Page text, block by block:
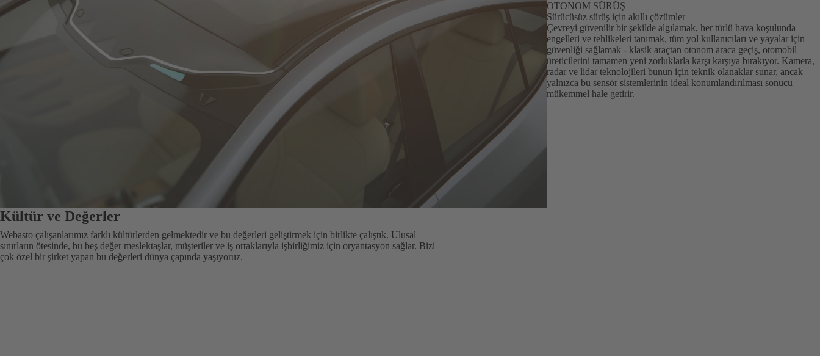
OTONOM SÜRÜŞ
Sürücüsüz sürüş için akıllı çözümler
Çevreyi güvenilir bir şekilde algılamak, her türlü hava koşulunda
engelleri ve tehlikeleri tanımak, tüm yol kullanıcıları ve yayalar için
güvenliği sağlamak - klasik araçtan otonom araca geçiş, otomobil
üreticilerini tamamen yeni zorluklarla karşı karşıya bırakıyor. Kamera,
radar ve lidar teknolojileri bunun için teknik olanaklar sunar, ancak
yalnızca bu sensör sistemlerinin ideal konumlandırılması sonucu
mükemmel hale getirir.
Kültür ve Değerler
Webasto çalışanlarımız farklı kültürlerden gelmektedir ve bu değerleri geliştirmek için birlikte çalıştık. Ulusal
sınırların ötesinde, bu beş değer meslektaşlar, müşteriler ve iş ortaklarıyla işbirliğimiz için oryantasyon sağlar. Bizi
çok özel bir şirket yapan bu değerleri dünya çapında yaşıyoruz.